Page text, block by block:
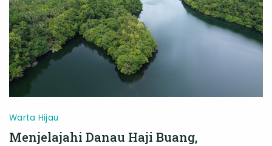
Alarm
bagi
Perairan
Warta Hijau
Menjelajahi Danau Haji Buang,